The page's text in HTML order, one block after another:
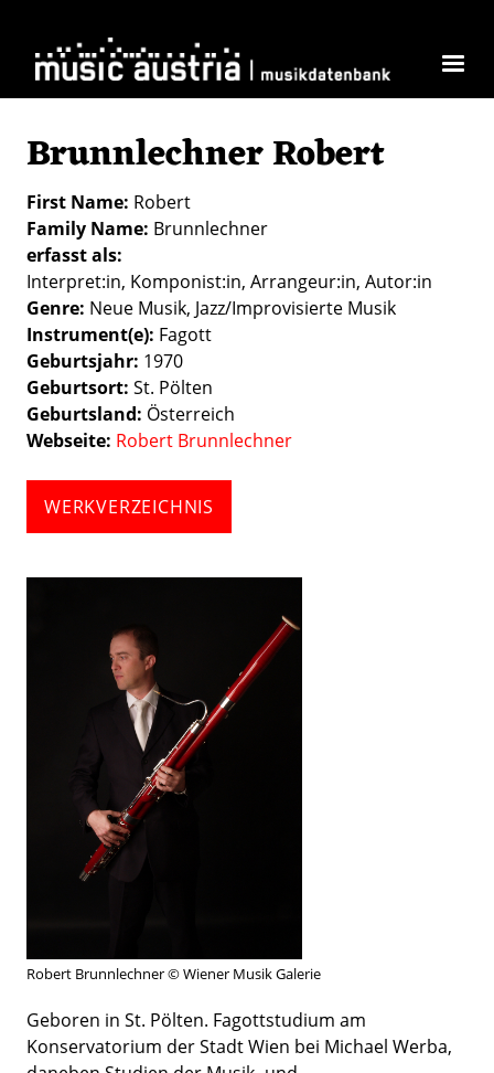
Brunnlechner Robert
First Name Robert
Family Name Brunnlechner
erfasst als
Interpret:in Komponist:in Arrangeur:in Autor:in
Genre Neue Musik Jazz/Improvisierte Musik
Instrument(e) Fagott
Geburtsjahr 1970
Geburtsort St. Pölten
Geburtsland Österreich
Webseite Robert Brunnlechner
WERKVERZEICHNIS
Robert Brunnlechner © Wiener Musik Galerie
Geboren in St. Pölten. Fagottstudium am
Konservatorium der Stadt Wien bei Michael Werba,